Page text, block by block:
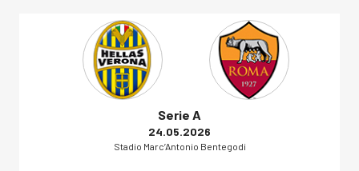
Serie A
24.05.2026
Stadio Marc’Antonio Bentegodi